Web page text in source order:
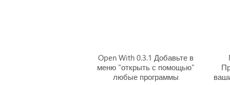
Open With 0.3.1 Добавьте в
меню "открыть с помощью"
любые программы